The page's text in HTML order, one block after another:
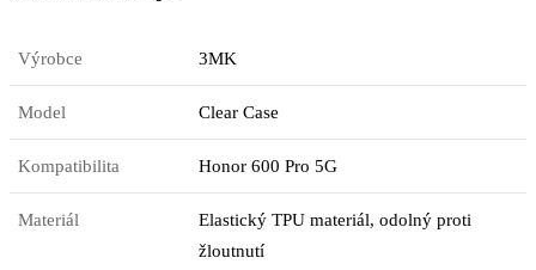
Výrobce 3MK
Model Clear Case
Kompatibilita Honor 600 Pro 5G
Materiál
Elastický TPU materiál, odolný proti
žloutnutí